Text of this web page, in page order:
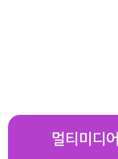
멀티미디